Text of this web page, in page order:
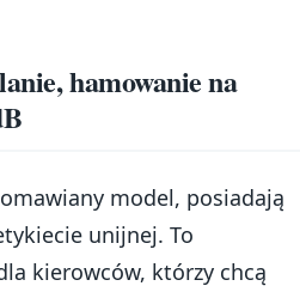
hamowanie na
model, posiadają
unijnej. To
kierowców, którzy chcą